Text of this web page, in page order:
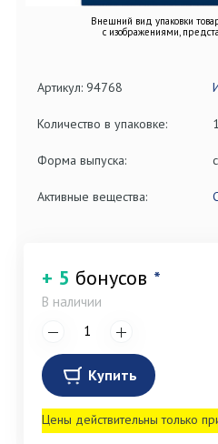
Внешний вид упаковки
с изображениями,
Артикул: 94768
Количество в упаковке: 1
Форма выпуска:
Активные вещества:
+ 5 бонусов *
В наличии
Купить
Цены действительны только